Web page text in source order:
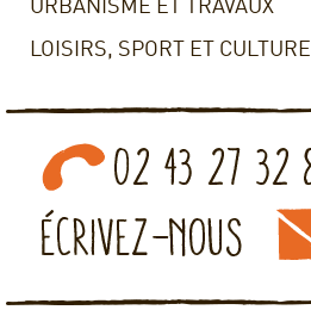
URBANISME ET TRAVAUX
LOISIRS, SPORT ET CULTURE